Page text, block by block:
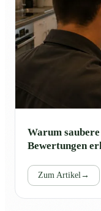
Warum
Bewertungen
Zum Artikel→